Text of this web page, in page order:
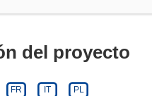
del proyecto
FR IT PL